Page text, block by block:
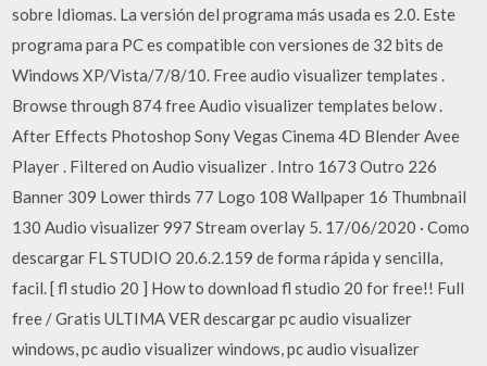
sobre Idiomas. La versión del programa más usada es 2.0. Este
programa para PC es compatible con versiones de 32 bits de
Windows XP/Vista/7/8/10. Free audio visualizer templates .
Browse through 874 free Audio visualizer templates below .
After Effects Photoshop Sony Vegas Cinema 4D Blender Avee
Player . Filtered on Audio visualizer . Intro 1673 Outro 226
Banner 309 Lower thirds 77 Logo 108 Wallpaper 16 Thumbnail
130 Audio visualizer 997 Stream overlay 5. 17/06/2020 · Como
descargar FL STUDIO 20.6.2.159 de forma rápida y sencilla,
facil. [ fl studio 20 ] How to download fl studio 20 for free!! Full
free / Gratis ULTIMA VER descargar pc audio visualizer
windows, pc audio visualizer windows, pc audio visualizer